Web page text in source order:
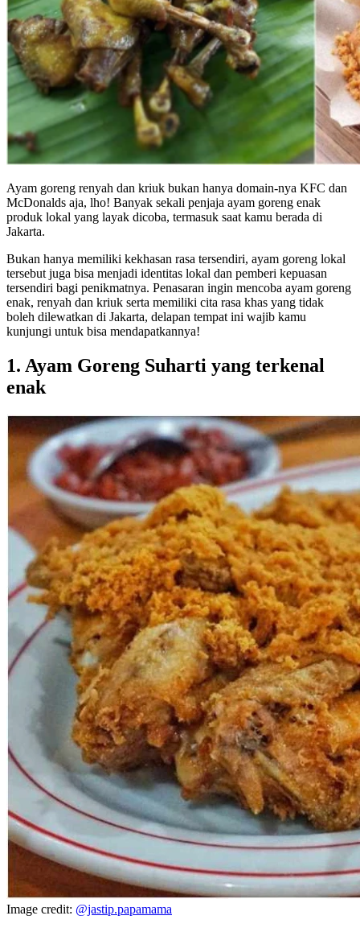
Ayam goreng renyah dan kriuk bukan hanya domain-nya KFC dan
McDonalds aja, lho! Banyak sekali penjaja ayam goreng enak
produk lokal yang layak dicoba, termasuk saat kamu berada di
Jakarta.
Bukan hanya memiliki kekhasan rasa tersendiri, ayam goreng lokal
tersebut juga bisa menjadi identitas lokal dan pemberi kepuasan
tersendiri bagi penikmatnya. Penasaran ingin mencoba ayam goreng
enak, renyah dan kriuk serta memiliki cita rasa khas yang tidak
boleh dilewatkan di Jakarta, delapan tempat ini wajib kamu
kunjungi untuk bisa mendapatkannya!
1. Ayam Goreng Suharti yang terkenal
enak
Image credit: @jastip.papamama